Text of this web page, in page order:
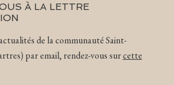
À LA LETTRE
de la communauté Saint-
par email, rendez-vous surcette